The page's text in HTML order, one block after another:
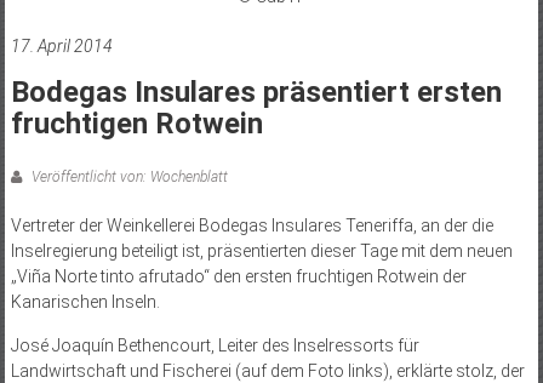
17. April 2014
Bodegas Insulares präsentiert ersten
fruchtigen Rotwein
Veröffentlicht von: Wochenblatt
Vertreter der Weinkellerei Bodegas Insulares Teneriffa, an der die
Inselregierung beteiligt ist, präsentierten dieser Tage mit dem neuen
„Viña Norte tinto afrutado“ den ersten fruchtigen Rotwein der
Kanarischen Inseln.
José Joaquín Bethencourt, Leiter des Inselressorts für
Landwirtschaft und Fischerei (auf dem Foto links), erklärte stolz, der